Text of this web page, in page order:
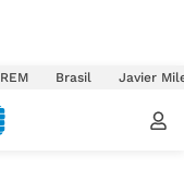
REM Brasil Javier